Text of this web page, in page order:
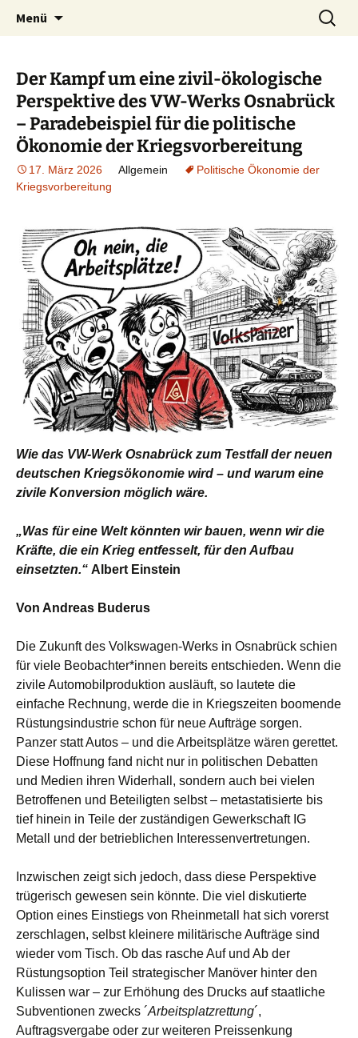
gewerkschaftsforum.de
ein Forum für Gewerkschafterinnen und
Gewerkschafter, die etwas zu sagen haben
Menü
Suchen
nach:
Der Kampf um eine zivil-ökologische
Perspektive des VW-Werks Osnabrück
– Paradebeispiel für die politische
Ökonomie der Kriegsvorbereitung
17. März 2026 Allgemein
Politische Ökonomie der
Kriegsvorbereitung
Wie das VW-Werk Osnabrück zum Testfall der neuen
deutschen Kriegsökonomie wird – und warum eine
zivile Konversion möglich wäre.
„Was für eine Welt könnten wir bauen, wenn wir die
Kräfte, die ein Krieg entfesselt, für den Aufbau
einsetzten.“ Albert Einstein
Von Andreas Buderus
Die Zukunft des Volkswagen-Werks in Osnabrück schien
für viele Beobachter*innen bereits entschieden. Wenn die
zivile Automobilproduktion ausläuft, so lautete die
einfache Rechnung, werde die in Kriegszeiten boomende
Rüstungsindustrie schon für neue Aufträge sorgen.
Panzer statt Autos – und die Arbeitsplätze wären gerettet.
Diese Hoffnung fand nicht nur in politischen Debatten
und Medien ihren Widerhall, sondern auch bei vielen
Betroffenen und Beteiligten selbst – metastatisierte bis
tief hinein in Teile der zuständigen Gewerkschaft IG
Metall und der betrieblichen Interessenvertretungen.
Inzwischen zeigt sich jedoch, dass diese Perspektive
trügerisch gewesen sein könnte. Die viel diskutierte
Option eines Einstiegs von Rheinmetall hat sich vorerst
zerschlagen, selbst kleinere militärische Aufträge sind
wieder vom Tisch. Ob das rasche Auf und Ab der
Rüstungsoption Teil strategischer Manöver hinter den
Kulissen war – zur Erhöhung des Drucks auf staatliche
Subventionen zwecks ´Arbeitsplatzrettung´,
Auftragsvergabe oder zur weiteren Preissenkung